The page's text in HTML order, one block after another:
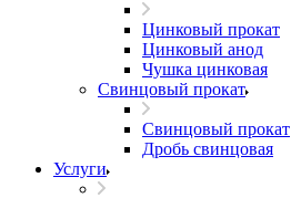
Цинковый прокат
Цинковый анод
Чушка цинковая
Свинцовый прокат
Свинцовый прокат
Дробь свинцовая
Услуги